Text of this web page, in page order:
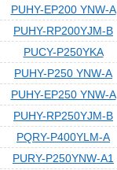
PUHY-EP200 YNW-A
PUHY-RP200YJM-B
PUCY-P250YKA
PUHY-P250 YNW-A
PUHY-EP250 YNW-A
PUHY-RP250YJM-B
PQRY-P400YLM-A
PURY-P250YNW-A1